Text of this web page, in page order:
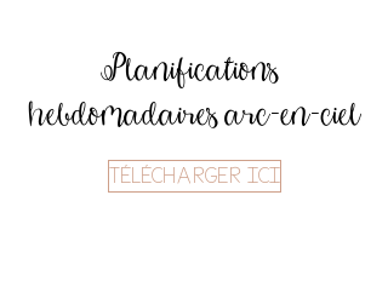
Planifications
hebdomadaires arc-en-ciel
TÉLÉCHARGER ICI